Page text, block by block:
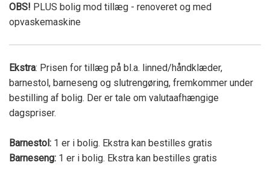
OBS! PLUS bolig mod tillæg - renoveret og med
opvaskemaskine
Ekstra: Prisen for tillæg på bl.a. linned/håndklæder,
barnestol, barneseng og slutrengøring, fremkommer under
bestilling af bolig. Der er tale om valutaafhængige
dagspriser.
Barnestol: 1 er i bolig. Ekstra kan bestilles gratis
Barneseng: 1 er i bolig. Ekstra kan bestilles gratis